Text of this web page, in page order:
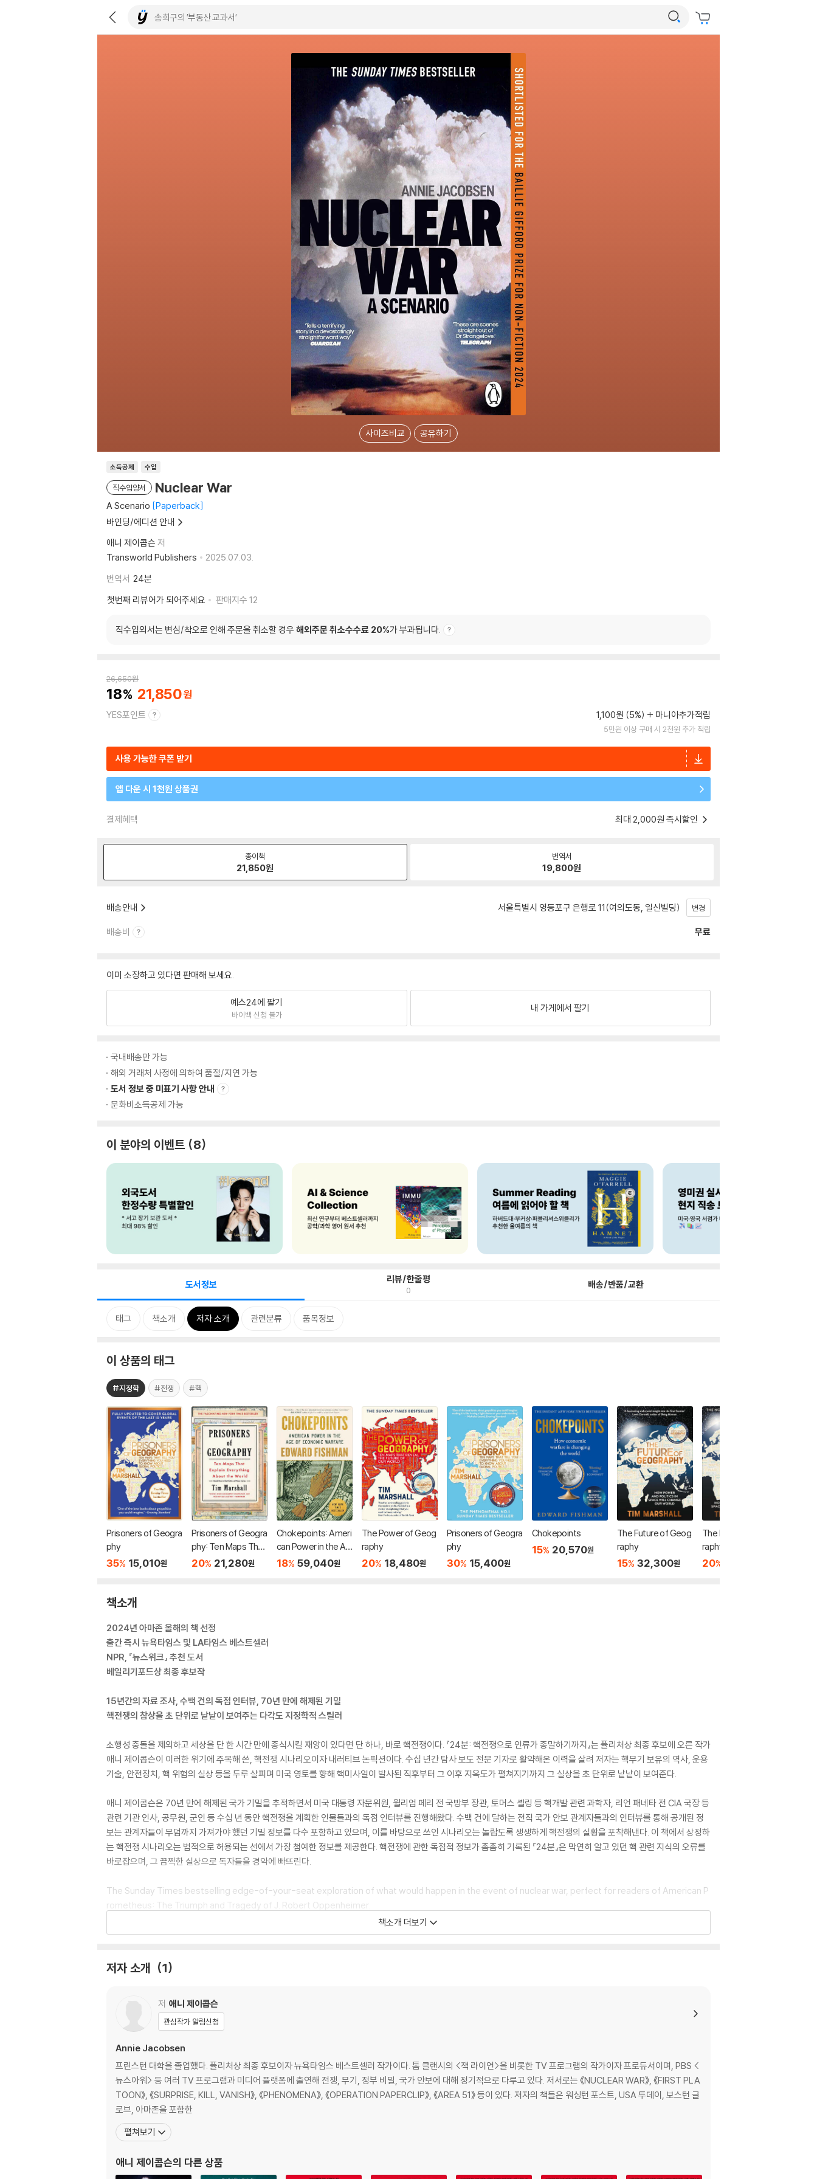
사이즈비교 공유하기
소득공제 수입
직수입양서 Nuclear War
A Scenario Paperback
바인딩/에디션 안내
애니 제이콥슨 저
Transworld Publishers
2025.07.03.
번역서 24분
첫번째 리뷰어가 되어주세요
판매지수 12
직수입외서는 변심/착오로 인해 주문을 취소할 경우 해외주문 취소수수료 20%가 부과됩니다.
26,650원
18 21,850
YES포인트 1,100원 (5%) 마니아추가적립
5만원 이상 구매 시 2천원 추가 적립
사용 가능한 쿠폰 받기
앱 다운 시 1천원 상품권
결제혜택 최대 2,000원 즉시할인
종이책
21,850원
번역서
19,800원
배송안내 서울특별시 영등포구 은행로 11(여의도동, 일신빌딩) 변경
배송비 무료
이미 소장하고 있다면 판매해 보세요.
예스24에 팔기
바이백 신청 불가
내 가게에서 팔기
국내배송만 가능
해외 거래처 사정에 의하여 품절/지연 가능
도서 정보 중 미표기 사항 안내
문화비소득공제 가능
이 분야의 이벤트 8
도서정보 리뷰/한줄평
0 배송/반품/교환
태그 책소개 저자 소개 관련분류 품목정보
이 상품의 태그
#지정학 #전쟁 #핵
Prisoners of Geogra
phy
35% 15,010원
Prisoners of Geogra
phy: Ten Maps That
Explain Everything a
20% 21,280원
Chokepoints: Ameri
can Power in the Ag
e of Economic Warf
18% 59,040원
The Power of Geog
raphy
20% 18,480원
Prisoners of Geogra
phy
30% 15,400원
Chokepoints
15% 20,570원
The Future of Geog
raphy
15% 32,300원
The Future of Geog
raphy
20%
책소개
2024년 아마존 올해의 책 선정
출간 즉시 뉴욕타임스 및 LA타임스 베스트셀러
NPR, 『뉴스위크』 추천 도서
베일리기포드상 최종 후보작
15년간의 자료 조사, 수백 건의 독점 인터뷰, 70년 만에 해제된 기밀
핵전쟁의 참상을 초 단위로 낱낱이 보여주는 다각도 지정학적 스릴러
소행성 충돌을 제외하고 세상을 단 한 시간 만에 종식시킬 재앙이 있다면 단 하나, 바로 핵전쟁이다. 『24분: 핵전쟁으로 인류가 종말하기까지』는 퓰리처상 최종 후보에 오른 작가
애니 제이콥슨이 이러한 위기에 주목해 쓴, 핵전쟁 시나리오이자 내러티브 논픽션이다. 수십 년간 탐사 보도 전문 기자로 활약해온 이력을 살려 저자는 핵무기 보유의 역사, 운용
기술, 안전장치, 핵 위험의 실상 등을 두루 살피며 미국 영토를 향해 핵미사일이 발사된 직후부터 그 이후 지옥도가 펼쳐지기까지 그 실상을 초 단위로 낱낱이 보여준다.
애니 제이콥슨은 70년 만에 해제된 국가 기밀을 추적하면서 미국 대통령 자문위원, 윌리엄 페리 전 국방부 장관, 토머스 셸링 등 핵개발 관련 과학자, 리언 패네타 전 CIA 국장 등
관련 기관 인사, 공무원, 군인 등 수십 년 동안 핵전쟁을 계획한 인물들과의 독점 인터뷰를 진행해왔다. 수백 건에 달하는 전직 국가 안보 관계자들과의 인터뷰를 통해 공개된 정
보는 관계자들이 무덤까지 가져가야 했던 기밀 정보를 다수 포함하고 있으며, 이를 바탕으로 쓰인 시나리오는 놀랍도록 생생하게 핵전쟁의 실황을 포착해낸다. 이 책에서 상정하
는 핵전쟁 시나리오는 법적으로 허용되는 선에서 가장 첨예한 정보를 제공한다. 핵전쟁에 관한 독점적 정보가 촘촘히 기록된 『24분』은 막연히 알고 있던 핵 관련 지식의 오류를
바로잡으며, 그 끔찍한 실상으로 독자들을 경악에 빠뜨린다.
The Sunday Times bestselling edge-of-your-seat exploration of what would happen in the event of nuclear war, perfect for readers of American P
rometheus: The Triumph and Tragedy of J. Robert Oppenheimer.
'A stomach-clenching, multi-perspective, ticking-clock, geopolitical thriller' Forbes
Nuclear war begins with a blip on a radar screen.
This is a minute-by-minute account of what comes next.
There is only one scenario other than an asteroid strike that could end the world as we know it in a matter of hours: nuclear war.
Until now, no one outside official circles has known exactly what would happen if a rogue state launched a nuclear missile at the Pentagon. Second b
y second and minute by minute, these are the real-life protocols that choreograph the end of civilization as we know it.
Decisions that affect hundreds of millions of lives need to be made within six minutes, based on partial information, in the knowledge that once laun
책소개 더보기
저자 소개 1
저 애니 제이콥슨
관심작가 알림신청
Annie Jacobsen
프린스턴 대학을 졸업했다. 퓰리처상 최종 후보이자 뉴욕타임스 베스트셀러 작가이다. 톰 클랜시의 <잭 라이언>을 비롯한 TV 프로그램의 작가이자 프로듀서이며, PBS <
뉴스아워> 등 여러 TV 프로그램과 미디어 플랫폼에 출연해 전쟁, 무기, 정부 비밀, 국가 안보에 대해 정기적으로 다루고 있다. 저서로는 《NUCLEAR WAR》, 《FIRST PLA
TOON》, 《SURPRISE, KILL, VANISH》, 《PHENOMENA》, 《OPERATION PAPERCLIP》, 《AREA 51》 등이 있다. 저자의 책들은 워싱턴 포스트, USA 투데이, 보스턴 글
로브, 아마존을 포함한
펼쳐보기
애니 제이콥슨의 다른 상품